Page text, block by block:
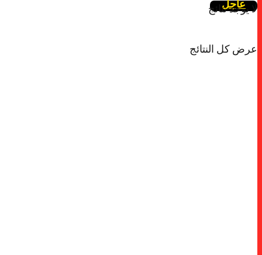
عاجل
لا يوجد نتائج
عرض كل النتائج